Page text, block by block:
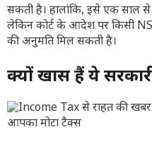
सकती है। हालांकि, इसे एक साल से
लेकिन कोर्ट के आदेश पर किसी
की अनुमति मिल सकती है।
क्यों खास हैं ये